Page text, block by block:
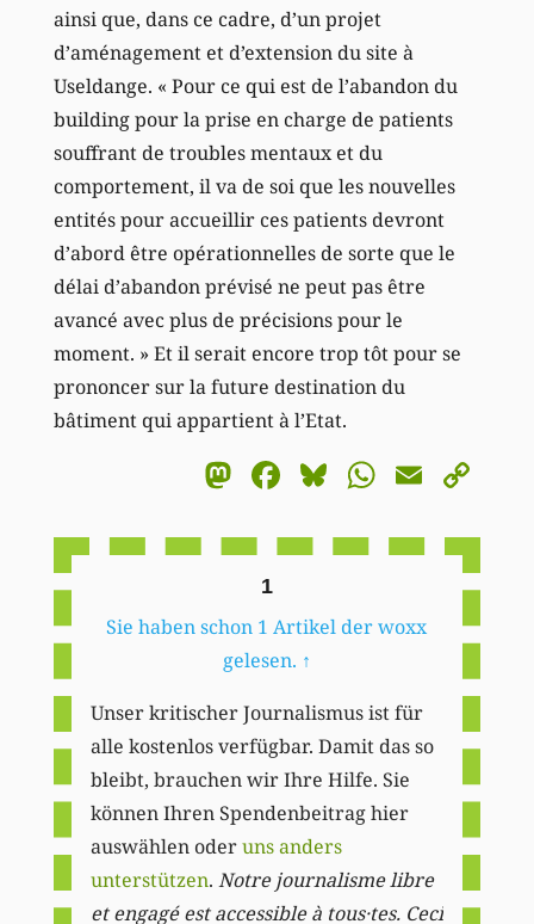
ainsi que, dans ce cadre, d’un projet
d’aménagement et d’extension du site à
Useldange. « Pour ce qui est de l’abandon du
building pour la prise en charge de patients
souffrant de troubles mentaux et du
comportement, il va de soi que les nouvelles
entités pour accueillir ces patients devront
d’abord être opérationnelles de sorte que le
délai d’abandon prévisé ne peut pas être
avancé avec plus de précisions pour le
moment. » Et il serait encore trop tôt pour se
prononcer sur la future destination du
bâtiment qui appartient à l’Etat.
Mastodon
Facebook
BlueskyEmail
1
Sie haben schon 1 Artikel der woxx
gelesen. ↑
Unser kritischer Journalismus ist für
alle kostenlos verfügbar. Damit das so
bleibt, brauchen wir Ihre Hilfe. Sie
können Ihren Spendenbeitrag hier
auswählen oderuns anders
unterstützen. Notre journalisme libre
et engagé est accessible à tous·tes. Ceci